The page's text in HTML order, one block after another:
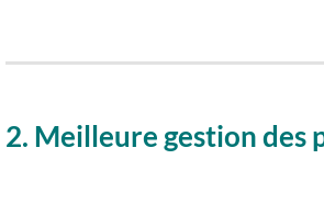
2. Meilleure gestion des